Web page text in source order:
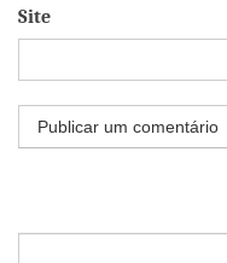
Site